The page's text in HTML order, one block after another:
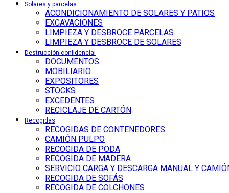
Solares y parcelas
ACONDICIONAMIENTO DE SOLARES Y PATIOS
EXCAVACIONES
LIMPIEZA Y DESBROCE PARCELAS
LIMPIEZA Y DESBROCE DE SOLARES
Destrucción confidencial
DOCUMENTOS
MOBILIARIO
EXPOSITORES
STOCKS
EXCEDENTES
RECICLAJE DE CARTÓN
Recogidas
RECOGIDAS DE CONTENEDORES
CAMIÓN PULPO
RECOGIDA DE PODA
RECOGIDA DE MADERA
SERVICIO CARGA Y DESCARGA MANUAL Y
RECOGIDA DE SOFÁS
RECOGIDA DE COLCHONES